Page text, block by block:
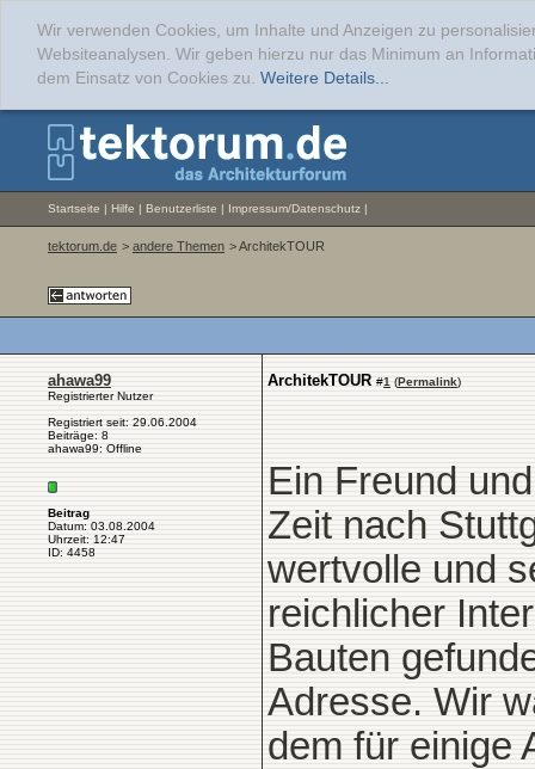
Wir verwenden Cookies, um Inhalte und Anzeigen zu
Websiteanalysen. Wir geben hierzu nur das Minimum an
dem Einsatz von Cookies zu. Weitere Details...
Startseite | Hilfe | Benutzerliste | Impressum/Datenschutz |
tektorum.de > andere Themen > ArchitekTOUR
ahawa99
Registrierter Nutzer
Registriert seit: 29.06.2004
Beiträge: 8
ahawa99: Offline
Beitrag
Datum: 03.08.2004
Uhrzeit: 12:47
ID: 4458
ArchitekTOUR #1 (Permalink)
Ein Freund
Zeit nach
wertvolle und
reichlicher
Bauten
Adresse. Wir
dem für einige